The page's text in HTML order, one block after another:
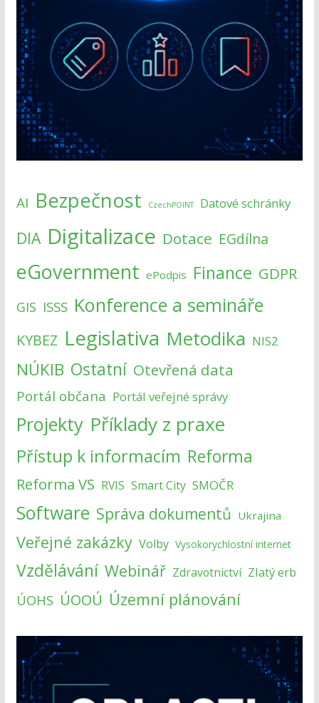
AI Bezpečnost CzechPOINT Datové schránky
DIA Digitalizace Dotace EGdílna
eGovernment ePodpis Finance GDPR
GIS ISSS Konference a semináře
KYBEZ Legislativa Metodika NIS2
NÚKIB Ostatní Otevřená data
Portál občana Portál veřejné správy
Projekty Příklady z praxe
Přístup k informacím Reforma
Reforma VS RVIS Smart City SMOČR
Software Správa dokumentů Ukrajina
Veřejné zakázky Volby Vysokorychlostní internet
Vzdělávání Webinář Zdravotnictví Zlatý erb
ÚOHS ÚOOÚ Územní plánování